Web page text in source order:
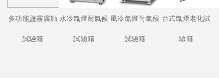
多功能鹽霧腐蝕
試驗箱
水冷氙燈耐氣候
試驗箱
風冷氙燈耐氣候
試驗箱
台式氙燈老化試
驗箱